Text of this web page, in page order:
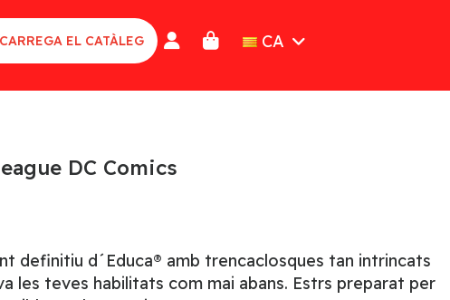
EL CATÀLEG CA
DC Comics
definitiu d´Educa® amb trencaclosques tan intrincats
les teves habilitats com mai abans. Estrs preparat per